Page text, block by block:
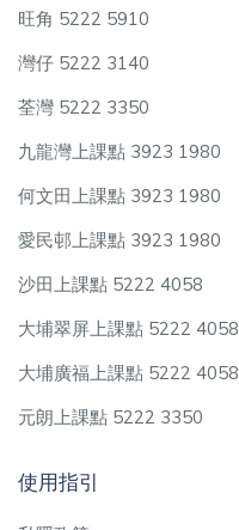
旺角 5222 5910
灣仔 5222 3140
荃灣 5222 3350
九龍灣上課點 3923 1980
何文田上課點 3923 1980
愛民邨上課點 3923 1980
沙田上課點 5222 4058
大埔翠屏上課點 5222 4058
大埔廣福上課點 5222 4058
元朗上課點 5222 3350
使用指引